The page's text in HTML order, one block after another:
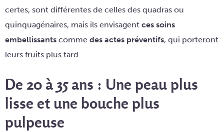
certes, sont différentes de celles des quadras ou
quinquagénaires, mais ils envisagent ces soins
embellissants comme des actes préventifs, qui porteront
leurs fruits plus tard.
De 20 à 35 ans : Une peau plus
lisse et une bouche plus
pulpeuse